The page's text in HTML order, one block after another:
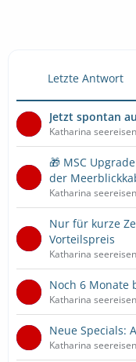
Letzte Antwort
Jetzt spontan
Katharina
🎁 MSC
der
Katharina
Nur für kurze
Vorteilspreis
Katharina
Noch 6 Monate
Katharina
Neue Specials:
Katharina